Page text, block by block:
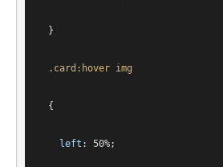
  }
.card :hover img
  {
left : 50%;